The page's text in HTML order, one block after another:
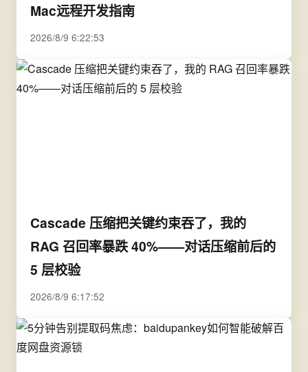
Mac远程开发指南
2026/8/9 6:22:53
Cascade 压缩把关键约束吞了，我的
RAG 召回率暴跌 40%——对话压缩前后的
5 层校验
2026/8/9 6:17:52